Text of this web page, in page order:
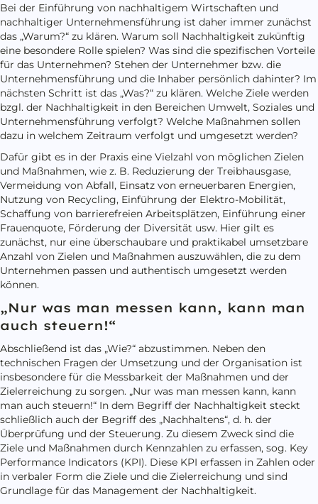
Bei der Einführung von nachhaltigem Wirtschaften und
nachhaltiger Unternehmensführung ist daher immer zunächst
das „Warum?“ zu klären. Warum soll Nachhaltigkeit zukünftig
eine besondere Rolle spielen? Was sind die spezifischen Vorteile
für das Unternehmen? Stehen der Unternehmer bzw. die
Unternehmensführung und die Inhaber persönlich dahinter? Im
nächsten Schritt ist das „Was?“ zu klären. Welche Ziele werden
bzgl. der Nachhaltigkeit in den Bereichen Umwelt, Soziales und
Unternehmensführung verfolgt? Welche Maßnahmen sollen
dazu in welchem Zeitraum verfolgt und umgesetzt werden?
Dafür gibt es in der Praxis eine Vielzahl von möglichen Zielen
und Maßnahmen, wie z. B. Reduzierung der Treibhausgase,
Vermeidung von Abfall, Einsatz von erneuerbaren Energien,
Nutzung von Recycling, Einführung der Elektro-Mobilität,
Schaffung von barrierefreien Arbeitsplätzen, Einführung einer
Frauenquote, Förderung der Diversität usw. Hier gilt es
zunächst, nur eine überschaubare und praktikabel umsetzbare
Anzahl von Zielen und Maßnahmen auszuwählen, die zu dem
Unternehmen passen und authentisch umgesetzt werden
können.
„Nur was man messen kann, kann man
auch steuern!“
Abschließend ist das „Wie?“ abzustimmen. Neben den
technischen Fragen der Umsetzung und der Organisation ist
insbesondere für die Messbarkeit der Maßnahmen und der
Zielerreichung zu sorgen. „Nur was man messen kann, kann
man auch steuern!“ In dem Begriff der Nachhaltigkeit steckt
schließlich auch der Begriff des „Nachhaltens“, d. h. der
Überprüfung und der Steuerung. Zu diesem Zweck sind die
Ziele und Maßnahmen durch Kennzahlen zu erfassen, sog. Key
Performance Indicators (KPI). Diese KPI erfassen in Zahlen oder
in verbaler Form die Ziele und die Zielerreichung und sind
Grundlage für das Management der Nachhaltigkeit.